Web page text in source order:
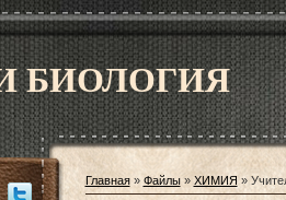
БИОЛОГИЯ
Главная» Файлы» ХИМИЯ »